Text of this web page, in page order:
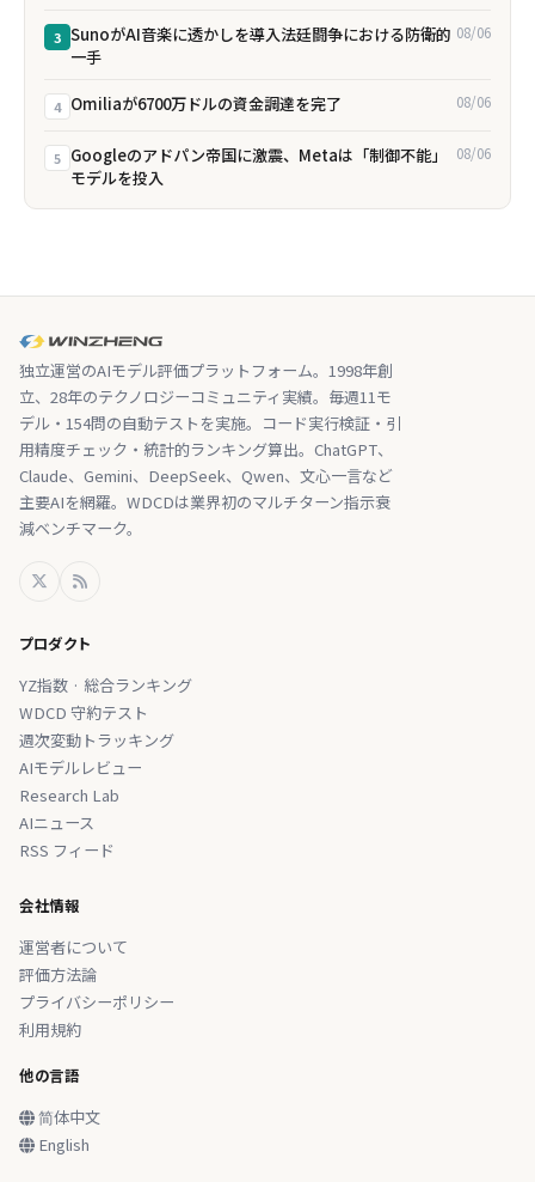
3 SunoがAI音楽に透かしを導入――法廷闘争における防衛的
一手
08/06
4 Omiliaが6700万ドルの資金調達を完了 08/06
5 Googleのアドパン帝国に激震、Metaは「制御不能」
モデルを投入
08/06
独立運営のAIモデル評価プラットフォーム。1998年創
立、28年のテクノロジーコミュニティ実績。毎週11モ
デル・154問の自動テストを実施。コード実行検証・引
用精度チェック・統計的ランキング算出。ChatGPT、
Claude、Gemini、DeepSeek、Qwen、文心一言など
主要AIを網羅。WDCDは業界初のマルチターン指示衰
減ベンチマーク。
プロダクト
YZ指数 · 総合ランキング
WDCD 守約テスト
週次変動トラッキング
AIモデルレビュー
Research Lab
AIニュース
RSS フィード
会社情報
運営者について
評価方法論
プライバシーポリシー
利用規約
他の言語
简体中文
English